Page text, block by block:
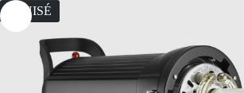
ÉPUISÉ